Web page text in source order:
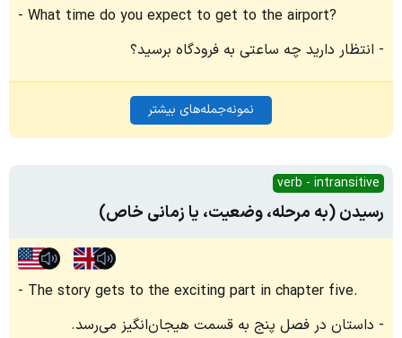
What time do you expect to get to the airport?
انتظار دارید چه ساعتی به فرودگاه برسید؟
نمونه‌جمله‌های بیشتر
verb - intransitive
رسیدن (به مرحله‌، وضعیت، یا زمانی خاص)
The story gets to the exciting part in chapter five.
داستان در فصل پنج به قسمت هیجان‌انگیز می‌رسد.